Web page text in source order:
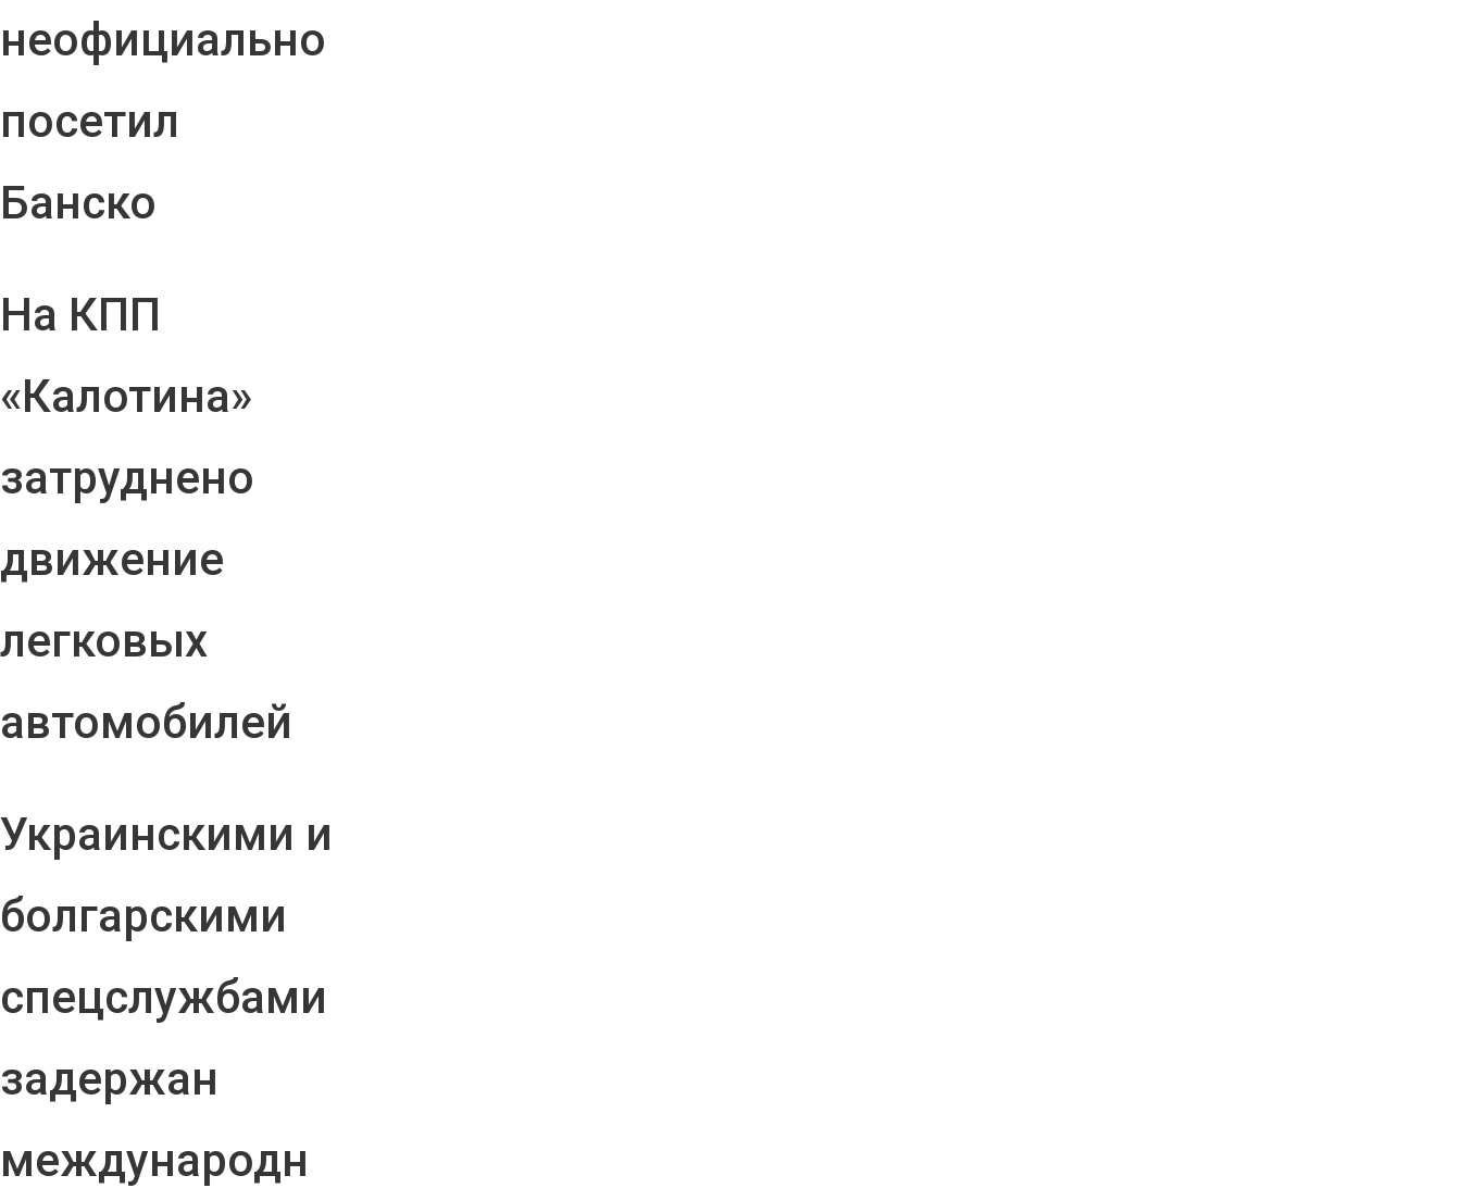
неофициально
посетил
Банско
На КПП
«Калотина»
затруднено
движение
легковых
автомобилей
Украинскими и
болгарскими
спецслужбами
задержан
международн